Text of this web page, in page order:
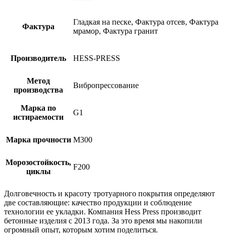
Фактура
Гладкая на песке, Фактура отсев, Фактура
мрамор, Фактура гранит
Производитель HESS-PRESS
Метод
производства
Вибропрессование
Марка по
истираемости
G1
Марка прочности M300
Морозостойкость,
циклы
F200
Долговечность и красоту тротуарного покрытия определяют
две составляющие: качество продукции и соблюдение
технологии ее укладки. Компания Hess Press производит
бетонные изделия с 2013 года. За это время мы накопили
огромный опыт, которым хотим поделиться.